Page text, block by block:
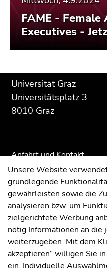
FAME - Female
Executives -
Beginn
Seitenbereichs:
Zusatzinformationen:
Universität Graz
Universitätsplatz 3
8010 Graz
Anfahrt und Kontakt
Kommunikation und
Moodle
UNIGRAZonline
Impressum
Datenschutzerklärung
Cookie-Einstellungen
Barrierefreiheitserklärung
Ende
Seitenbereichs.
Seitenbereiche
Ende
Seitenbereichs.
Seitenbereiche
Unsere Website
grundlegende
gewährleisten sowie die
analysieren bzw. um
zielgerichtete Werbung
nötig Informationen an
weiterzugeben. Mit dem
akzeptieren“ willigen Sie
ein. Individuelle